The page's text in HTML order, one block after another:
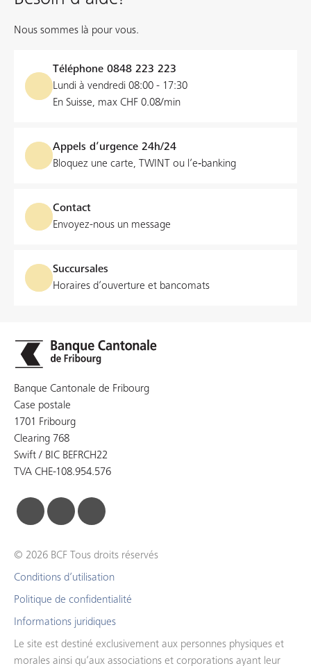
Nous sommes là pour vous.
Téléphone 0848 223 223
Lundi à vendredi 08:00 - 17:30
En Suisse, max CHF 0.08/min
Appels d’urgence 24h/24
Bloquez une carte, TWINT ou l’e‑banking
Contact
Envoyez-nous un message
Succursales
Horaires d’ouverture et bancomats
Banque Cantonale de Fribourg
Case postale
1701 Fribourg
Clearing 768
Swift / BIC BEFRCH22
TVA CHE-108.954.576
© 2026 BCF Tous droits réservés
Conditions d’utilisation
Politique de confidentialité
Informations juridiques
Le site est destiné exclusivement aux personnes physiques et
morales ainsi qu’aux associations et corporations ayant leur